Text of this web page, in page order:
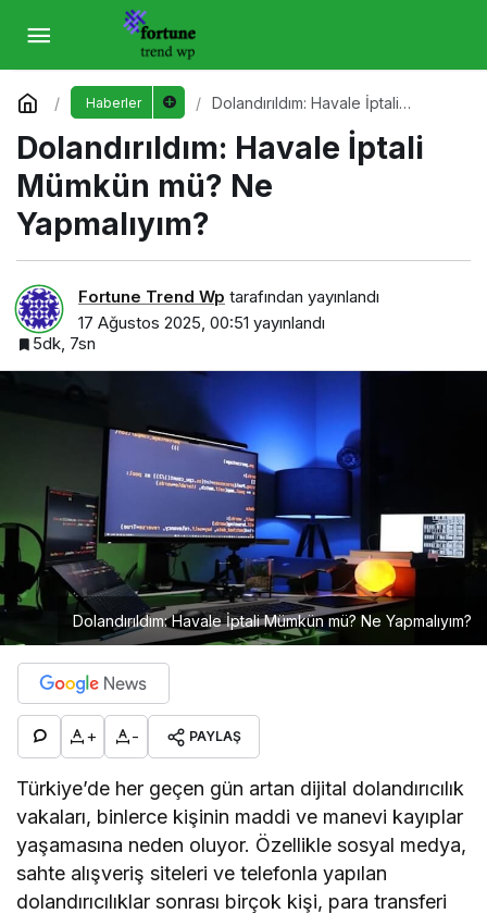
Haberler
Dolandırıldım: Havale İptali
Dolandırıldım: Havale İptali
Mümkün mü? Ne
Yapmalıyım?
Fortune Trend Wp tarafından yayınlandı
17 Ağustos 2025, 00:51 yayınlandı
5dk, 7sn
Dolandırıldım: Havale İptali Mümkün mü? Ne Yapmalıyım?
+ - PAYLAŞ
Türkiye’de her geçen gün artan dijital dolandırıcılık
vakaları, binlerce kişinin maddi ve manevi kayıplar
yaşamasına neden oluyor. Özellikle sosyal medya,
sahte alışveriş siteleri ve telefonla yapılan
dolandırıcılıklar sonrası birçok kişi, para transferi
Dolandırıldım: Havale İptali Mümkün mü? Ne
Yapmalıyım?
Yorum Yap